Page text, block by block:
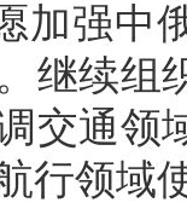
加强中
继续组
交通领
行领域